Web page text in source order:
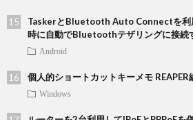
TaskerとBluetooth Auto Connectを利
時に自動でBluetoothテザリングに接続
Android
個人的ショートカットキーメモ REAPER
Windows